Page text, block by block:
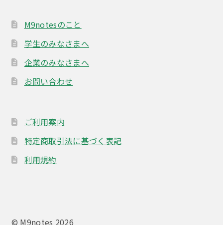
M9notesのこと
学生のみなさまへ
企業のみなさまへ
お問い合わせ
ご利用案内
特定商取引法に基づく表記
利用規約
© M9notes 2026